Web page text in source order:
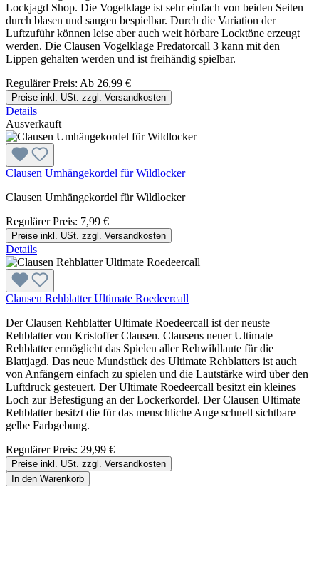
Lockjagd Shop. Die Vogelklage ist sehr einfach von beiden Seiten
durch blasen und saugen bespielbar. Durch die Variation der
Luftzuführ können leise aber auch weit hörbare Locktöne erzeugt
werden. Die Clausen Vogelklage Predatorcall 3 kann mit den
Lippen gehalten werden und ist freihändig spielbar.
Regulärer Preis: Ab 26,99 €
Preise inkl. USt. zzgl. Versandkosten
Details
Ausverkauft
Clausen Umhängekordel für Wildlocker
Clausen Umhängekordel für Wildlocker
Regulärer Preis: 7,99 €
Preise inkl. USt. zzgl. Versandkosten
Details
Clausen Rehblatter Ultimate Roedeercall
Der Clausen Rehblatter Ultimate Roedeercall ist der neuste
Rehblatter von Kristoffer Clausen. Clausens neuer Ultimate
Rehblatter ermöglicht das Spielen aller Rehwildlaute für die
Blattjagd. Das neue Mundstück des Ultimate Rehblatters ist auch
von Anfängern einfach zu spielen und die Lautstärke wird über den
Luftdruck gesteuert. Der Ultimate Roedeercall besitzt ein kleines
Loch zur Befestigung an der Lockerkordel. Der Clausen Ultimate
Rehblatter besitzt die für das menschliche Auge schnell sichtbare
gelbe Farbgebung.
Regulärer Preis: 29,99 €
Preise inkl. USt. zzgl. Versandkosten
In den Warenkorb